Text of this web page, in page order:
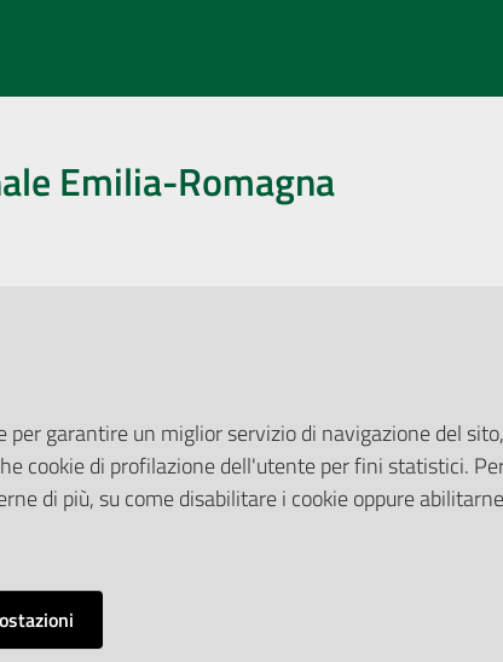
Emilia-Romagna
Pubblicità legale
Albo Pretorio
Privacy Policy
Attuazione Misure PNRR
garantire un miglior servizio di navigazione del
cookie di profilazione dell'utente per fini statistici.
di più, su come disabilitare i cookie oppure